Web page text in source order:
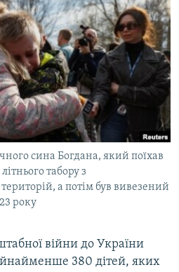
сина Богдана, який поїхав
табору з
а потім був вивезений
року
війни до України
380 дітей, яких